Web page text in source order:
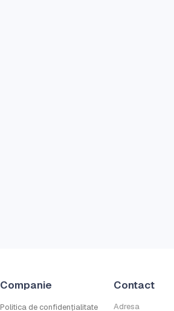
Companie
Politica de confidențialitate
Contact
Adresa